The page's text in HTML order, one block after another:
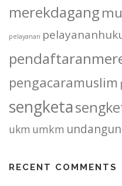
merekdagang
pelayanan
pengacaramuslim
sengketa
ukm umkm
RECENT COMMENTS